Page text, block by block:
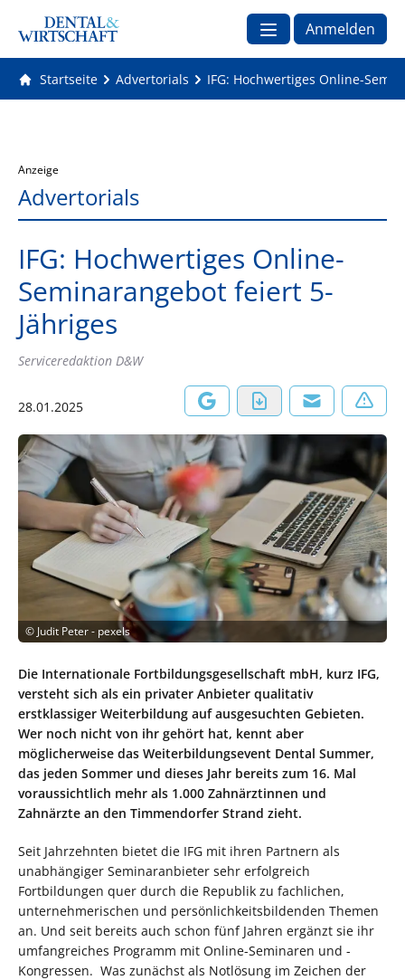
Anmelden
Startseite Advertorials IFG: Hochwertiges Online-
Anzeige
Advertorials
IFG: Hochwertiges Online-
Seminarangebot feiert 5-
Jähriges
Serviceredaktion D&W
28.01.2025
© Judit Peter - pexels
Die Internationale Fortbildungsgesellschaft mbH, kurz IFG,
versteht sich als ein privater Anbieter qualitativ
erstklassiger Weiterbildung auf ausgesuchten Gebieten.
Wer noch nicht von ihr gehört hat, kennt aber
möglicherweise das Weiterbildungsevent Dental Summer,
das jeden Sommer und dieses Jahr bereits zum 16. Mal
voraussichtlich mehr als 1.000 Zahnärztinnen und
Zahnärzte an den Timmendorfer Strand zieht.
Seit Jahrzehnten bietet die IFG mit ihren Partnern als
unabhängiger Seminaranbieter sehr erfolgreich
Fortbildungen quer durch die Republik zu fachlichen,
unternehmerischen und persönlichkeitsbildenden Themen
an. Und seit bereits auch schon fünf Jahren ergänzt sie ihr
umfangreiches Programm mit Online-Seminaren und -
Kongressen. Was zunächst als Notlösung im Zeichen der